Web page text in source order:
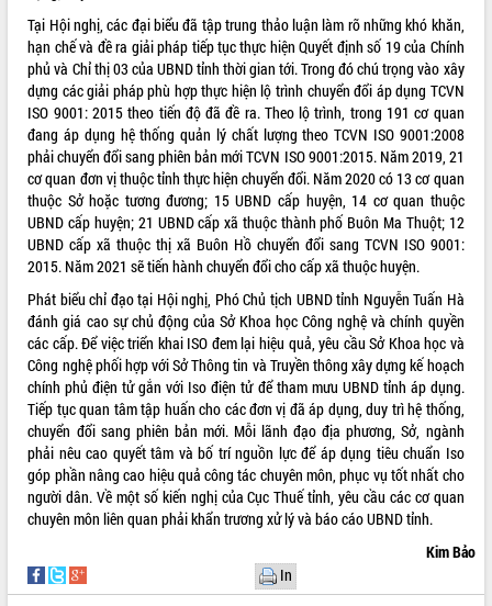
Hội thảo góp ý hồ sơ điều chỉnh quy
hoạch tỉnh Đắk Lắk thời kỳ 2021-2030,
tầm nhìn đến năm 2050
Nâng cao hiệu quả hoạt động của các
doanh nghiệp nhà nước
Hội nghị triển khai kết nối mạng
truyền số liệu chuyên dùng phục vụ cơ
quan Đảng, Nhà nước
Lễ phát động chuỗi hoạt động chung
tay làm sạch môi trường
Xã Ea Kar bước chuyển mình trong
công tác cải cách hành chính mô hình
mới
UBND tỉnh họp báo định kỳ tháng 4
năm 2026
Hội thảo khoa học “Giải pháp thúc đẩy
phát triển nền kinh tế xanh tại tỉnh
Đắk Lắk”
Tăng cường giám sát, đôn đốc thực
hiện nhiệm vụ quản lý tài sản công
hàng tuần
Tháo gỡ những vướng mắc, đẩy mạnh
công tác cải cách thủ tục hành chính
công tỉnh
Tại Hội nghị, các đại biểu đã tập trung thảo luận làm rõ những khó khăn,
hạn chế và đề ra giải pháp tiếp tục thực hiện Quyết định số 19 của Chính
phủ và Chỉ thị 03 của UBND tỉnh thời gian tới. Trong đó chú trọng vào xây
dựng các giải pháp phù hợp thực hiện lộ trình chuyển đổi áp dụng TCVN
ISO 9001: 2015 theo tiến độ đã đề ra. Theo lộ trình, trong 191 cơ quan
đang áp dụng hệ thống quản lý chất lượng theo TCVN ISO 9001:2008
phải chuyển đổi sang phiên bản mới TCVN ISO 9001:2015. Năm 2019, 21
cơ quan đơn vị thuộc tỉnh thực hiện chuyển đổi. Năm 2020 có 13 cơ quan
thuộc Sở hoặc tương đương; 15 UBND cấp huyện, 14 cơ quan thuộc
UBND cấp huyện; 21 UBND cấp xã thuộc thành phố Buôn Ma Thuột; 12
UBND cấp xã thuộc thị xã Buôn Hồ chuyển đổi sang TCVN ISO 9001:
2015. Năm 2021 sẽ tiến hành chuyển đổi cho cấp xã thuộc huyện.
Phát biểu chỉ đạo tại Hội nghị, Phó Chủ tịch UBND tỉnh Nguyễn Tuấn Hà
đánh giá cao sự chủ động của Sở Khoa học Công nghệ và chính quyền
các cấp. Để việc triển khai ISO đem lại hiệu quả, yêu cầu Sở Khoa học và
Công nghệ phối hợp với Sở Thông tin và Truyền thông xây dựng kế hoạch
chính phủ điện tử gắn với Iso điện tử để tham mưu UBND tỉnh áp dụng.
Tiếp tục quan tâm tập huấn cho các đơn vị đã áp dụng, duy trì hệ thống,
chuyển đổi sang phiên bản mới. Mỗi lãnh đạo địa phương, Sở, ngành
phải nêu cao quyết tâm và bố trí nguồn lực để áp dụng tiêu chuẩn Iso
góp phần nâng cao hiệu quả công tác chuyên môn, phục vụ tốt nhất cho
người dân. Về một số kiến nghị của Cục Thuế tỉnh, yêu cầu các cơ quan
chuyên môn liên quan phải khẩn trương xử lý và báo cáo UBND tỉnh.
Kim Bảo
In